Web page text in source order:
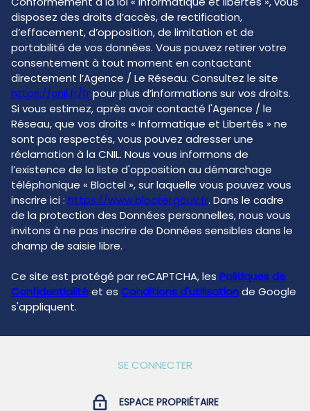
disposez des droits d’accès, de rectification,
d’effacement, d’opposition, de limitation et de
portabilité de vos données. Vous pouvez retirer votre
consentement à tout moment en contactant
directement l’Agence / Le Réseau. Consultez le site
https://cnil.fr/frpour plus d’informations sur vos droits.
Si vous estimez, après avoir contacté l'Agence / le
Réseau, que vos droits « Informatique et Libertés » ne
sont pas respectés, vous pouvez adresser une
réclamation à la CNIL. Nous vous informons de
l’existence de la liste d'opposition au démarchage
téléphonique « Bloctel », sur laquelle vous pouvez vous
inscrire ici : https://www.bloctel.gouv.fr. Dans le cadre
de la protection des Données personnelles, nous vous
invitons à ne pas inscrire de Données sensibles dans le
champ de saisie libre.
Ce site est protégé par reCAPTCHA, les Politiques de
Confidentialitéet es Conditions d'utilisationde Google
s'appliquent.
SE CONNECTER
ESPACE PROPRIÉTAIRE